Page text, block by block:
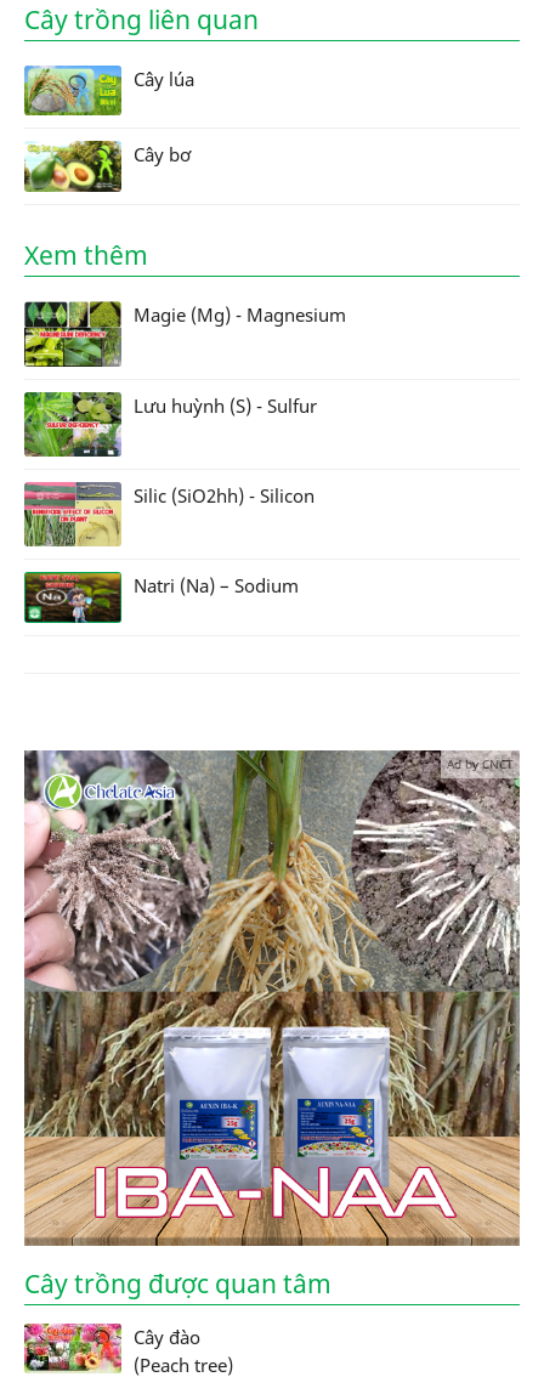
Cây trồng liên quan
Cây lúa
Cây bơ
Xem thêm
Magie (Mg) - Magnesium
Lưu huỳnh (S) - Sulfur
Silic (SiO2hh) - Silicon
Natri (Na) – Sodium
Ad by CNCT
Cây trồng được quan tâm
Cây đào
(Peach tree)